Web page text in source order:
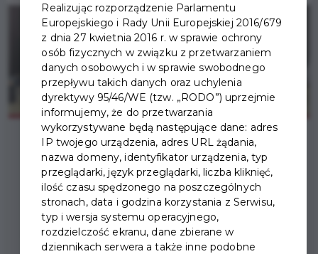
KONCERT PIEŚNI
OKUDŻAWY
Realizując rozporządzenie Parlamentu
Europejskiego i Rady Unii Europejskiej 2016/679
z dnia 27 kwietnia 2016 r. w sprawie ochrony
osób fizycznych w związku z przetwarzaniem
danych osobowych i w sprawie swobodnego
przepływu takich danych oraz uchylenia
dyrektywy 95/46/WE (tzw. „RODO”) uprzejmie
informujemy, że do przetwarzania
wykorzystywane będą następujące dane: adres
IP twojego urządzenia, adres URL żądania,
nazwa domeny, identyfikator urządzenia, typ
przeglądarki, język przeglądarki, liczba kliknięć,
ilość czasu spędzonego na poszczególnych
stronach, data i godzina korzystania z Serwisu,
typ i wersja systemu operacyjnego,
rozdzielczość ekranu, dane zbierane w
dziennikach serwera a także inne podobne